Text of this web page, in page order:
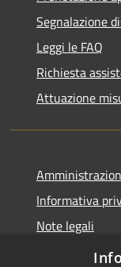
Segnalazione
Leggi le FAQ
Richiesta
Attuazione
Informativa
Note legali
Dichiarazione